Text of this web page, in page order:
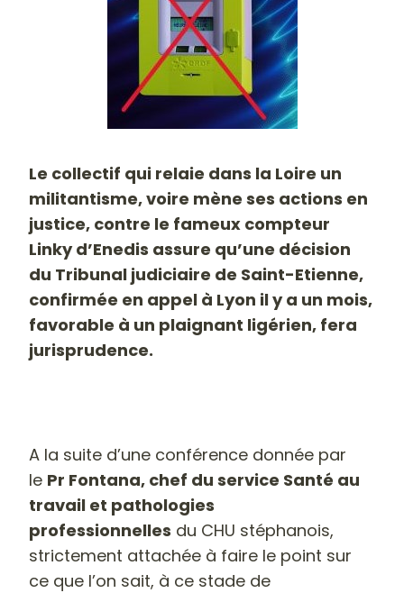
Le collectif qui relaie dans la Loire un
militantisme, voire mène ses actions en
justice, contre le fameux compteur
Linky d’Enedis assure qu’une décision
du Tribunal judiciaire de Saint-Etienne,
confirmée en appel à Lyon il y a un mois,
favorable à un plaignant ligérien, fera
jurisprudence.
A la suite d’une conférence donnée par
le Pr Fontana, chef du service Santé au
travail et pathologies
professionnelles du CHU stéphanois,
strictement attachée à faire le point sur
ce que l’on sait, à ce stade de